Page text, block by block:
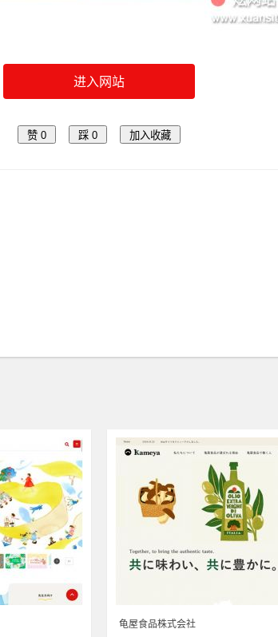
进入网站
赞 0 踩 0 加入收藏
龟屋食品株式会社